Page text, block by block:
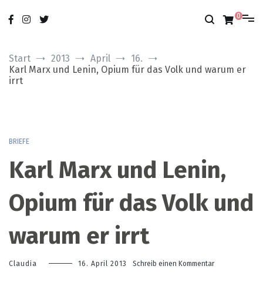
Inhalt
springen
modobonum
nur das Gute 0
Start 2013 April
16.
Karl Marx und Lenin, Opium für das Volk und warum er
irrt
BRIEFE
Karl Marx und Lenin,
Opium für das Volk und
warum er irrt
Claudia 16. April 2013 Schreib einen Kommentarzu